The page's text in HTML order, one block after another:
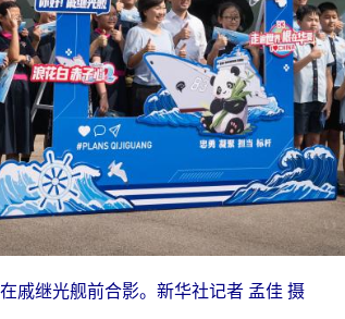
戚继光舰前合影。新华社记者 孟佳 摄